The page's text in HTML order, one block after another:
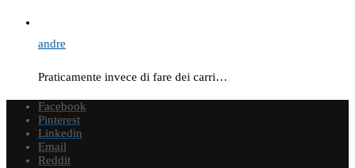
andre
Praticamente invece di fare dei carri…
Facebook
Pinterest
Linkedin
Email
Reddit